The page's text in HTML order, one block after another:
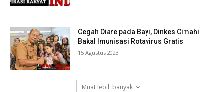
Cegah Diare pada Bayi, Dinkes Cimahi
Bakal Imunisasi Rotavirus Gratis
15 Agustus 2023
Muat lebih banyak